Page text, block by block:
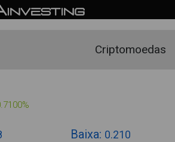
Criptomoedas
Baixa: 0.210